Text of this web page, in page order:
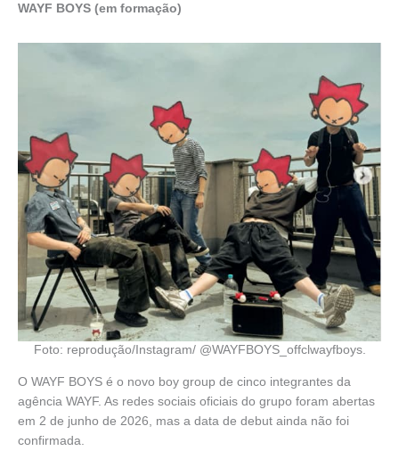
WAYF BOYS (em formação)
Foto: reprodução/Instagram/ @WAYFBOYS_offclwayfboys.
O WAYF BOYS é o novo boy group de cinco integrantes da
agência WAYF. As redes sociais oficiais do grupo foram abertas
em 2 de junho de 2026, mas a data de debut ainda não foi
confirmada.